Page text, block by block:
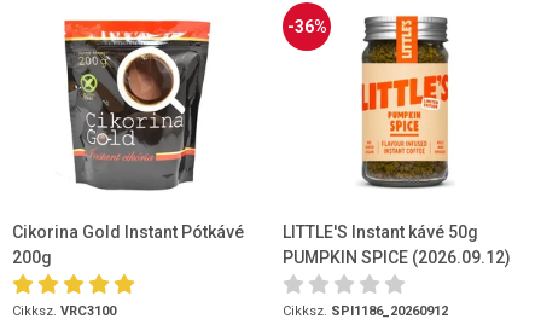
Cikorina Gold Instant Pótkávé
200g
Cikksz. VRC3100
-36%
LITTLE'S Instant kávé 50g
PUMPKIN SPICE (2026.09.12)
Cikksz. SPI1186_20260912